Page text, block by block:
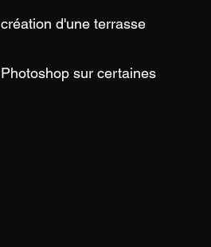
d'une terrasse
sur certaines